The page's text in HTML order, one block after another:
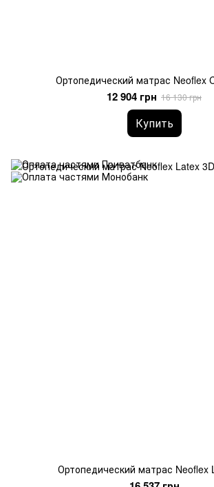
Ортопедический матрас Neoflex
12 904 грн 16 130 грн
Купить
Ортопедический матрас Neoflex